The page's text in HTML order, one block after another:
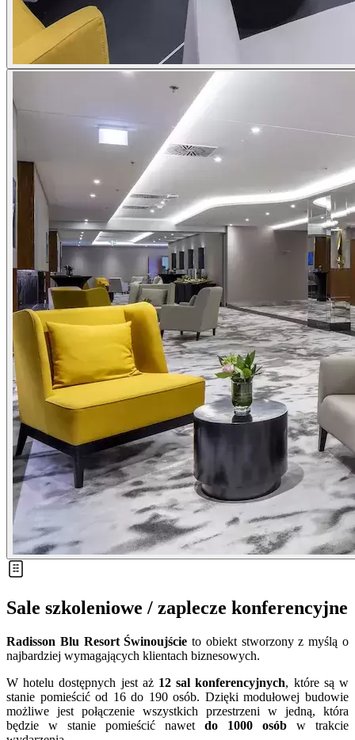
Sale szkoleniowe / zaplecze konferencyjne
Radisson Blu Resort Świnoujście to obiekt stworzony z myślą o
najbardziej wymagających klientach biznesowych.
W hotelu dostępnych jest aż 12 sal konferencyjnych, które są w
stanie pomieścić od 16 do 190 osób. Dzięki modułowej budowie
możliwe jest połączenie wszystkich przestrzeni w jedną, która
będzie w stanie pomieścić nawet do 1000 osób w trakcie